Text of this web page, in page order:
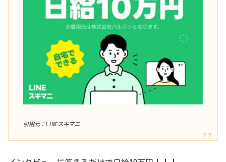
引用元：LINEスキマニ